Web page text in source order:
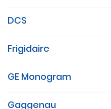
DCS
Frigidaire
GE Monogram
Gaggenau